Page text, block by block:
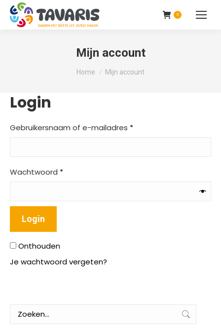
0
Mijn account
Je bent hier:
Home Mijn account
Login
Gebruikersnaam of e-mailadres *Vereist
Wachtwoord *Vereist
Login
Onthouden
Je wachtwoord vergeten?
Zoeken: